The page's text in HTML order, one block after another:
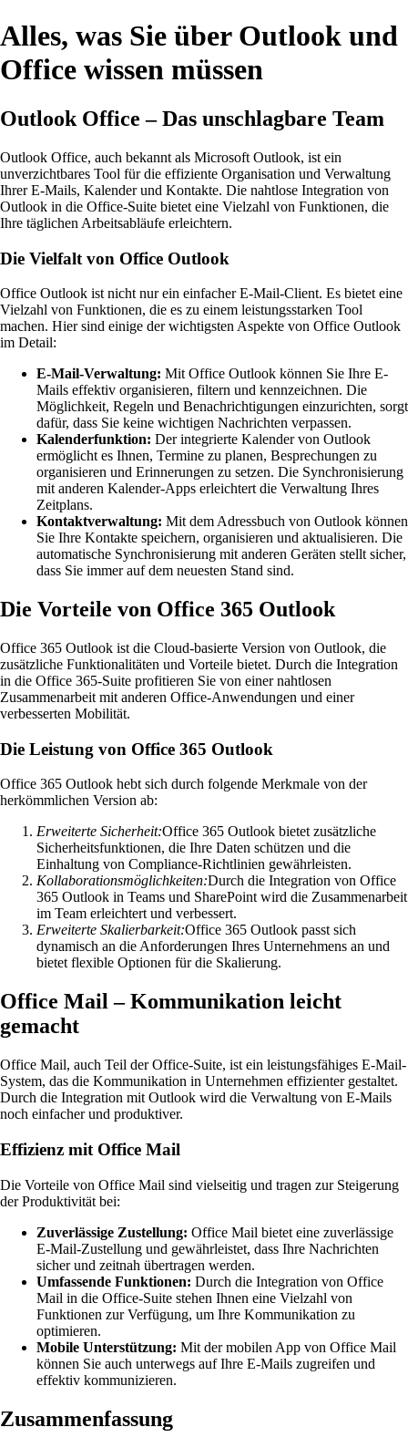
Alles, was Sie über Outlook und
Office wissen müssen
Outlook Office – Das unschlagbare Team
Outlook Office, auch bekannt als Microsoft Outlook, ist ein
unverzichtbares Tool für die effiziente Organisation und Verwaltung
Ihrer E-Mails, Kalender und Kontakte. Die nahtlose Integration von
Outlook in die Office-Suite bietet eine Vielzahl von Funktionen, die
Ihre täglichen Arbeitsabläufe erleichtern.
Die Vielfalt von Office Outlook
Office Outlook ist nicht nur ein einfacher E-Mail-Client. Es bietet eine
Vielzahl von Funktionen, die es zu einem leistungsstarken Tool
machen. Hier sind einige der wichtigsten Aspekte von Office Outlook
im Detail:
E-Mail-Verwaltung: Mit Office Outlook können Sie Ihre E-
Mails effektiv organisieren, filtern und kennzeichnen. Die
Möglichkeit, Regeln und Benachrichtigungen einzurichten, sorgt
dafür, dass Sie keine wichtigen Nachrichten verpassen.
Kalenderfunktion: Der integrierte Kalender von Outlook
ermöglicht es Ihnen, Termine zu planen, Besprechungen zu
organisieren und Erinnerungen zu setzen. Die Synchronisierung
mit anderen Kalender-Apps erleichtert die Verwaltung Ihres
Zeitplans.
Kontaktverwaltung: Mit dem Adressbuch von Outlook können
Sie Ihre Kontakte speichern, organisieren und aktualisieren. Die
automatische Synchronisierung mit anderen Geräten stellt sicher,
dass Sie immer auf dem neuesten Stand sind.
Die Vorteile von Office 365 Outlook
Office 365 Outlook ist die Cloud-basierte Version von Outlook, die
zusätzliche Funktionalitäten und Vorteile bietet. Durch die Integration
in die Office 365-Suite profitieren Sie von einer nahtlosen
Zusammenarbeit mit anderen Office-Anwendungen und einer
verbesserten Mobilität.
Die Leistung von Office 365 Outlook
Office 365 Outlook hebt sich durch folgende Merkmale von der
herkömmlichen Version ab:
Erweiterte Sicherheit:Office 365 Outlook bietet zusätzliche
Sicherheitsfunktionen, die Ihre Daten schützen und die
Einhaltung von Compliance-Richtlinien gewährleisten.
Kollaborationsmöglichkeiten:Durch die Integration von Office
365 Outlook in Teams und SharePoint wird die Zusammenarbeit
im Team erleichtert und verbessert.
Erweiterte Skalierbarkeit:Office 365 Outlook passt sich
dynamisch an die Anforderungen Ihres Unternehmens an und
bietet flexible Optionen für die Skalierung.
Office Mail – Kommunikation leicht
gemacht
Office Mail, auch Teil der Office-Suite, ist ein leistungsfähiges E-Mail-
System, das die Kommunikation in Unternehmen effizienter gestaltet.
Durch die Integration mit Outlook wird die Verwaltung von E-Mails
noch einfacher und produktiver.
Effizienz mit Office Mail
Die Vorteile von Office Mail sind vielseitig und tragen zur Steigerung
der Produktivität bei:
Zuverlässige Zustellung: Office Mail bietet eine zuverlässige
E-Mail-Zustellung und gewährleistet, dass Ihre Nachrichten
sicher und zeitnah übertragen werden.
Umfassende Funktionen: Durch die Integration von Office
Mail in die Office-Suite stehen Ihnen eine Vielzahl von
Funktionen zur Verfügung, um Ihre Kommunikation zu
optimieren.
Mobile Unterstützung: Mit der mobilen App von Office Mail
können Sie auch unterwegs auf Ihre E-Mails zugreifen und
effektiv kommunizieren.
Zusammenfassung